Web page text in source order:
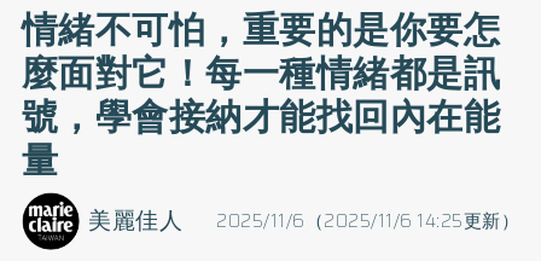
情緒不可怕，重要的是你要怎
麼面對它！每一種情緒都是訊
號，學會接納才能找回內在能
量
2025/11/6（2025/11/6 14:25更新）
美麗佳人